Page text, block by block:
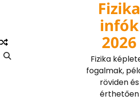
Fizika
infók
2026
Fizika
fogalmak,
röviden és
érthetően